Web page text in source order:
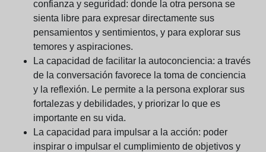
confianza y seguridad: donde la otra persona se
sienta libre para expresar directamente sus
pensamientos y sentimientos, y para explorar sus
temores y aspiraciones.
La capacidad de facilitar la autoconciencia: a través
de la conversación favorece la toma de conciencia
y la reflexión. Le permite a la persona explorar sus
fortalezas y debilidades, y priorizar lo que es
importante en su vida.
La capacidad para impulsar a la acción: poder
inspirar o impulsar el cumplimiento de objetivos y